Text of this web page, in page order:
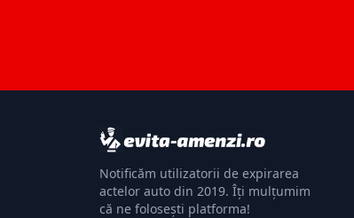
Notificăm utilizatorii de expirarea
actelor auto din 2019. Îți mulțumim
că ne folosești platforma!